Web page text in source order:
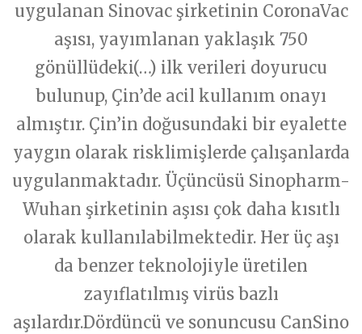
uygulanan Sinovac şirketinin CoronaVac
aşısı, yayımlanan yaklaşık 750
gönüllüdeki(…) ilk verileri doyurucu
bulunup, Çin’de acil kullanım onayı
almıştır. Çin’in doğusundaki bir eyalette
yaygın olarak risklimişlerde çalışanlarda
uygulanmaktadır. Üçüncüsü Sinopharm-
Wuhan şirketinin aşısı çok daha kısıtlı
olarak kullanılabilmektedir. Her üç aşı
da benzer teknolojiyle üretilen
zayıflatılmış virüs bazlı
aşılardır.Dördüncü ve sonuncusu CanSino